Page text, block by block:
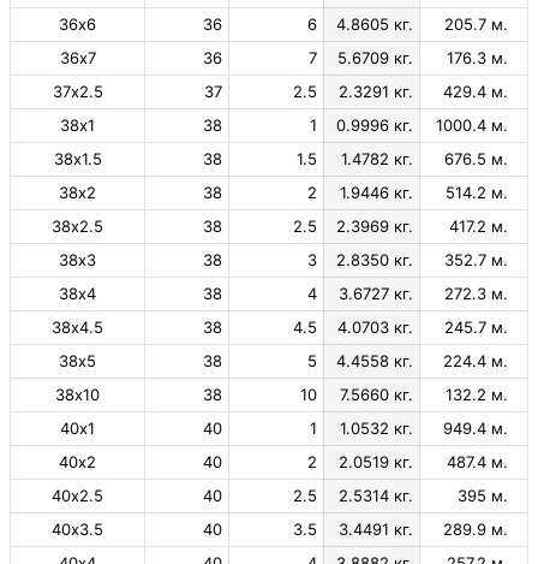
36х6 36 6 4.8605 кг.
205.7 м.
36х7
36 7 5.6709 кг.
176.3 м.
37х2.5
37 2.5 2.3291 кг.
429.4 м.
38х1
38 1 0.9996 кг.
1000.4 м.
38х1.5
38 1.5 1.4782 кг.
676.5 м.
38х2
38 2 1.9446 кг.
514.2 м.
38х2.5
38 2.5 2.3969 кг.
417.2 м.
38х3
38 3 2.8350 кг.
352.7 м.
38х4
38 4 3.6727 кг.
272.3 м.
38х4.5
38 4.5 4.0703 кг.
245.7 м.
38х5
38 5 4.4558 кг.
224.4 м.
38х10
38 10 7.5660 кг.
132.2 м.
40х1
40 1 1.0532 кг.
949.4 м.
40х2
40 2 2.0519 кг.
487.4 м.
40х2.5
40 2.5 2.5314 кг.
395 м.
40х3.5
40 3.5 3.4491 кг.
289.9 м.